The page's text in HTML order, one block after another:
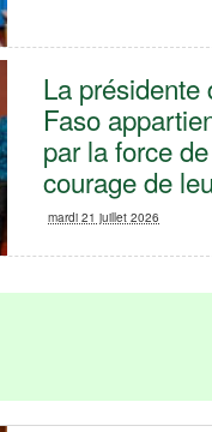
La présidente
Faso
par la force
courage de
mardi 21 juillet 2026